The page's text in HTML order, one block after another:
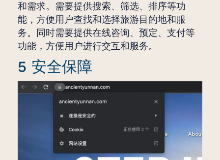
和需求。需要提供搜索、筛选、排序等功
能，方便用户查找和选择旅游目的地和服
务。同时需要提供在线咨询、预定、支付等
功能，方便用户进行交互和服务。
5 安全保障